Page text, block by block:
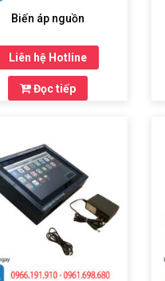
Biến áp nguồn
Liên hệ Hotline
Đọc tiếp